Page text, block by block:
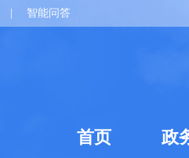
智能问答
首页 政